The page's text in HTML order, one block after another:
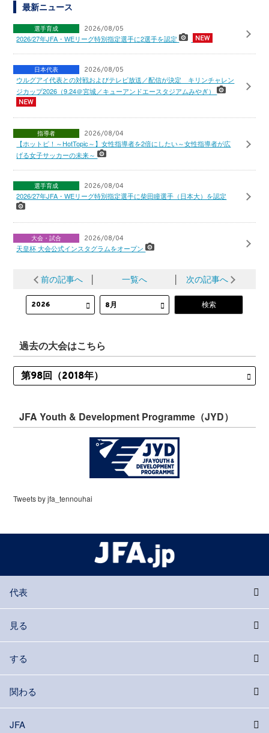
最新ニュース
選手育成 2026/08/05
2026/27年JFA・WEリーグ特別指定選手に2選手を認定
日本代表 2026/08/05
ウルグアイ代表との対戦およびテレビ放送／配信が決定 キリンチャレン
ジカップ2026（9.24＠宮城／キューアンドエースタジアムみやぎ）
指導者 2026/08/04
【ホットピ！～HotTopic～】女性指導者を2倍にしたい～女性指導者が広
げる女子サッカーの未来～
選手育成 2026/08/04
2026/27年JFA・WEリーグ特別指定選手に柴田瞳選手（日本大）を認定
大会・試合 2026/08/04
天皇杯 大会公式インスタグラムをオープン
前の記事へ 一覧へ 次の記事へ
過去の大会はこちら
JFA Youth & Development Programme（JYD）
Tweets by jfa_tennouhai
代表
見る
する
関わる
JFA